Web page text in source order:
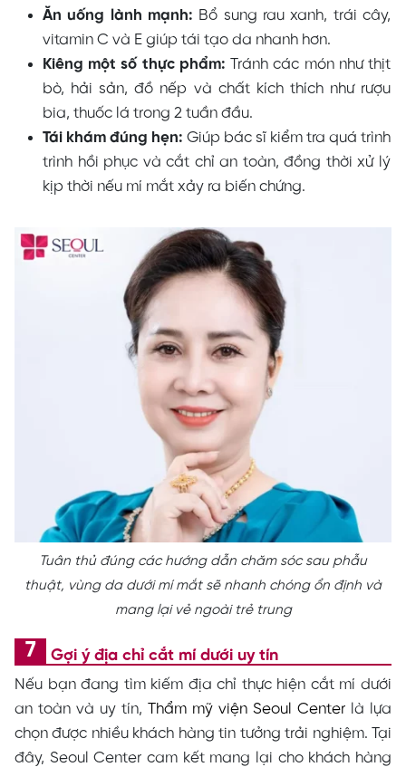
Ăn uống lành mạnh: Bổ sung rau xanh, trái cây,
vitamin C và E giúp tái tạo da nhanh hơn.
Kiêng một số thực phẩm:Tránh các món như thịt
bò, hải sản, đồ nếp và chất kích thích như rượu
bia, thuốc lá trong 2 tuần đầu.
Tái khám đúng hẹn: Giúp bác sĩ kiểm tra quá trình
trình hồi phục và cắt chỉ an toàn, đồng thời xử lý
kịp thời nếu mí mắt xảy ra biến chứng.
Tuân thủ đúng các hướng dẫn chăm sóc sau phẫu
thuật, vùng da dưới mí mắt sẽ nhanh chóng ổn định và
mang lại vẻ ngoài trẻ trung
Gợi ý địa chỉ cắt mí dưới uy tín
Nếu bạn đang tìm kiếm địa chỉ thực hiện cắt mí dưới
an toàn và uy tín, Thẩm mỹ viện Seoul Center là lựa
chọn được nhiều khách hàng tin tưởng trải nghiệm. Tại
đây, Seoul Center cam kết mang lại cho khách hàng